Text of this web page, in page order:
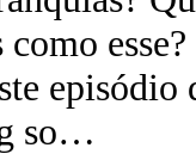
episódio
so…